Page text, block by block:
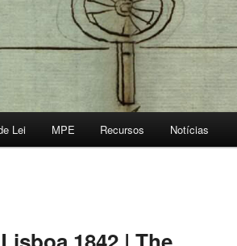
Lei MPE Recursos Notícias